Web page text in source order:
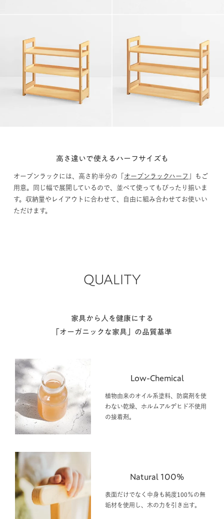
高さ違いで使えるハーフサイズも
オープンラックには、高さ約半分の「 オープンラックハーフ
」もご
用意。同じ幅で展開しているので、並べて使ってもぴったり揃いま
す。収納量やレイアウトに合わせて、自由に組み合わせてお使いい
ただけます。
QUALITY
家具から人を健康にする
「オーガニックな家具」の品質基準
Low-Chemical
植物由来のオイル系塗料、防腐剤を使
わない乾燥、ホルムアルデヒド不使用
の接着剤。
Natural 100%
表面だけでなく中身も純度100％の無
垢材を使用し、木の力を引き出す。